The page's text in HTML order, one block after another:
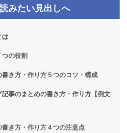
みたい見出しへ
は
の役割
き方・作り方５つのコツ・構成
記事のまとめの書き方・作り方【例文
き方・作り方４つの注意点